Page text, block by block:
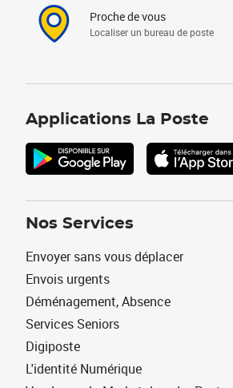
Proche de vous
Localiser un bureau de poste
Applications La Poste
Nos Services
Envoyer sans vous déplacer
Envois urgents
Déménagement, Absence
Services Seniors
Digiposte
L'identité Numérique